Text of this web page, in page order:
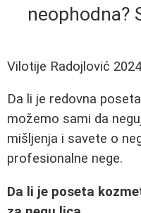
neophodna?
Vilotije Radojlović
Da li je redovna
možemo sami da
mišljenja i savete o
profesionalne nege.
Da li je poseta